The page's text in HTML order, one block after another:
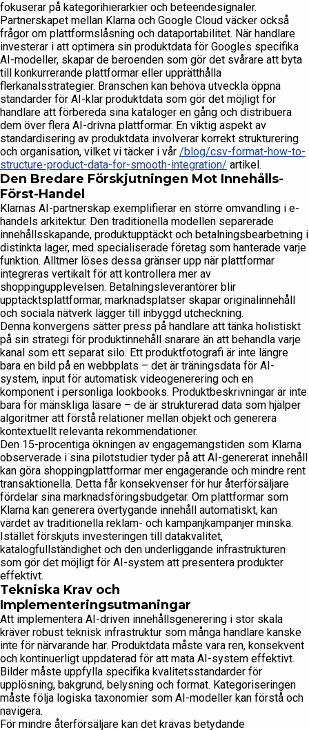
fokuserar på kategorihierarkier och beteendesignaler.
Partnerskapet mellan Klarna och Google Cloud väcker också
frågor om plattformslåsning och dataportabilitet. När handlare
investerar i att optimera sin produktdata för Googles specifika
AI-modeller, skapar de beroenden som gör det svårare att byta
till konkurrerande plattformar eller upprätthålla
flerkanalsstrategier. Branschen kan behöva utveckla öppna
standarder för AI-klar produktdata som gör det möjligt för
handlare att förbereda sina kataloger en gång och distribuera
dem över flera AI-drivna plattformar. En viktig aspekt av
standardisering av produktdata involverar korrekt strukturering
och organisation, vilket vi täcker i vår /blog/csv-format-how-to-
structure-product-data-for-smooth-integration/ artikel.
Den Bredare Förskjutningen Mot Innehålls-
Först-Handel
Klarnas AI-partnerskap exemplifierar en större omvandling i e-
handels arkitektur. Den traditionella modellen separerade
innehållsskapande, produktupptäckt och betalningsbearbetning i
distinkta lager, med specialiserade företag som hanterade varje
funktion. Alltmer löses dessa gränser upp när plattformar
integreras vertikalt för att kontrollera mer av
shoppingupplevelsen. Betalningsleverantörer blir
upptäcktsplattformar, marknadsplatser skapar originalinnehåll
och sociala nätverk lägger till inbyggd utcheckning.
Denna konvergens sätter press på handlare att tänka holistiskt
på sin strategi för produktinnehåll snarare än att behandla varje
kanal som ett separat silo. Ett produktfotografi är inte längre
bara en bild på en webbplats – det är träningsdata för AI-
system, input för automatisk videogenerering och en
komponent i personliga lookbooks. Produktbeskrivningar är inte
bara för mänskliga läsare – de är strukturerad data som hjälper
algoritmer att förstå relationer mellan objekt och generera
kontextuellt relevanta rekommendationer.
Den 15-procentiga ökningen av engagemangstiden som Klarna
observerade i sina pilotstudier tyder på att AI-genererat innehåll
kan göra shoppingplattformar mer engagerande och mindre rent
transaktionella. Detta får konsekvenser för hur återförsäljare
fördelar sina marknadsföringsbudgetar. Om plattformar som
Klarna kan generera övertygande innehåll automatiskt, kan
värdet av traditionella reklam- och kampanjkampanjer minska.
Istället förskjuts investeringen till datakvalitet,
katalogfullständighet och den underliggande infrastrukturen
som gör det möjligt för AI-system att presentera produkter
effektivt.
Tekniska Krav och
Implementeringsutmaningar
Att implementera AI-driven innehållsgenerering i stor skala
kräver robust teknisk infrastruktur som många handlare kanske
inte för närvarande har. Produktdata måste vara ren, konsekvent
och kontinuerligt uppdaterad för att mata AI-system effektivt.
Bilder måste uppfylla specifika kvalitetsstandarder för
upplösning, bakgrund, belysning och format. Kategoriseringen
måste följa logiska taxonomier som AI-modeller kan förstå och
navigera.
För mindre återförsäljare kan det krävas betydande